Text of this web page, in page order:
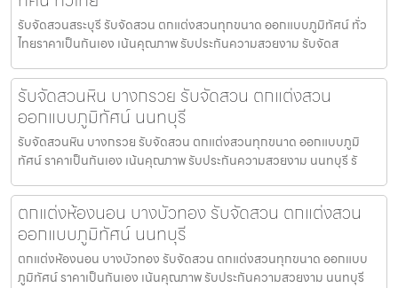
รับจัดสวนสระบุรี รับจัดสวน ตกแต่งสวนทุกขนาด ออกแบบภูมิทัศน์ ทั่ว
ไทยราคาเป็นกันเอง เน้นคุณภาพ รับประกันความสวยงาม รับจัดส
รับจัดสวนหิน บางกรวย รับจัดสวน ตกแต่งสวน
ออกแบบภูมิทัศน์ นนทบุรี
รับจัดสวนหิน บางกรวย รับจัดสวน ตกแต่งสวนทุกขนาด ออกแบบภูมิ
ทัศน์ ราคาเป็นกันเอง เน้นคุณภาพ รับประกันความสวยงาม นนทบุรี รั
ตกแต่งห้องนอน บางบัวทอง รับจัดสวน ตกแต่งสวน
ออกแบบภูมิทัศน์ นนทบุรี
ตกแต่งห้องนอน บางบัวทอง รับจัดสวน ตกแต่งสวนทุกขนาด ออกแบบ
ภูมิทัศน์ ราคาเป็นกันเอง เน้นคุณภาพ รับประกันความสวยงาม นนทบุรี